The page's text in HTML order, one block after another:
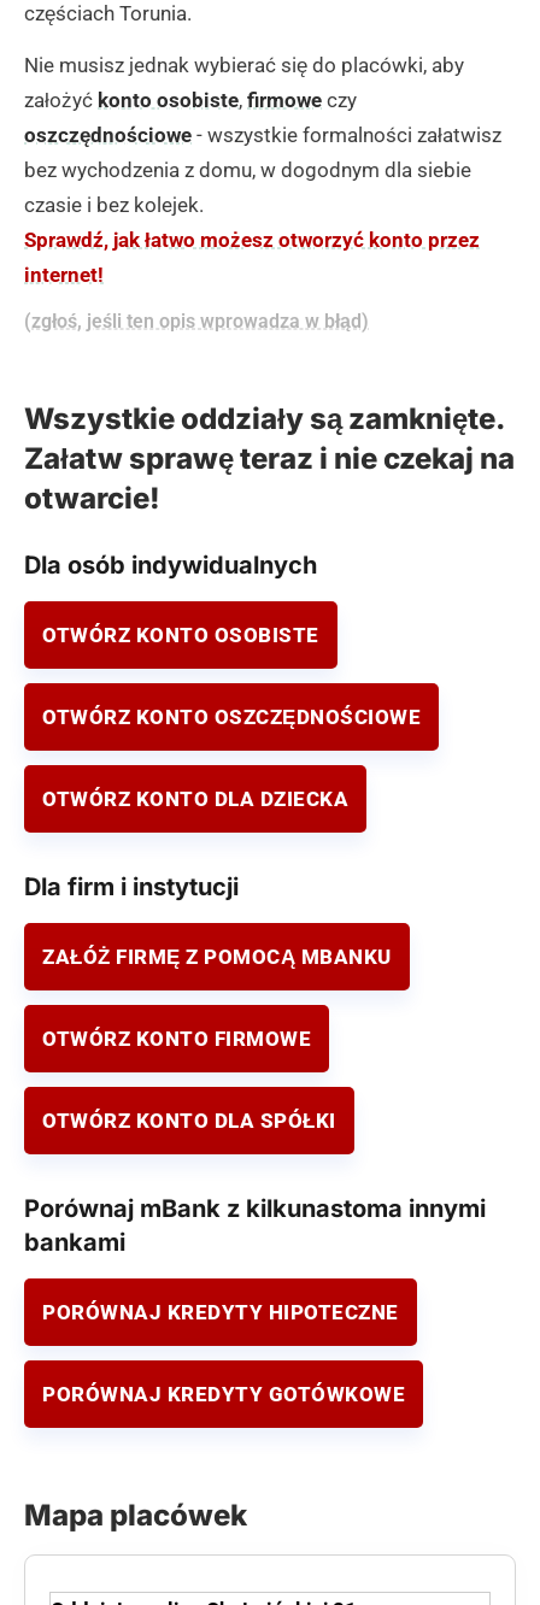
częściach Torunia.
Nie musisz jednak wybierać się do placówki, aby
założyć konto osobiste, firmowe czy
oszczędnościowe - wszystkie formalności załatwisz
bez wychodzenia z domu, w dogodnym dla siebie
czasie i bez kolejek.
Sprawdź, jak łatwo możesz otworzyć konto przez
internet!
(zgłoś, jeśli ten opis wprowadza w błąd)
Wszystkie oddziały są zamknięte.
Załatw sprawę teraz i nie czekaj na
otwarcie!
Dla osób indywidualnych
OTWÓRZ KONTO OSOBISTE
OTWÓRZ KONTO OSZCZĘDNOŚCIOWE
OTWÓRZ KONTO DLA DZIECKA
Dla firm i instytucji
ZAŁÓŻ FIRMĘ Z POMOCĄ MBANKU
OTWÓRZ KONTO FIRMOWE
OTWÓRZ KONTO DLA SPÓŁKI
Porównaj mBank z kilkunastoma innymi
bankami
PORÓWNAJ KREDYTY HIPOTECZNE
PORÓWNAJ KREDYTY GOTÓWKOWE
Mapa placówek